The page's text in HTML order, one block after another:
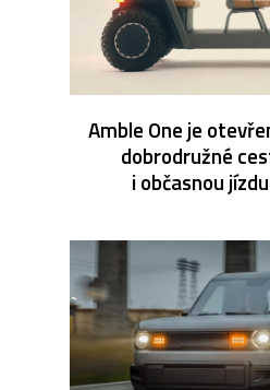
Amble One je
dobrodružné
i občasnou